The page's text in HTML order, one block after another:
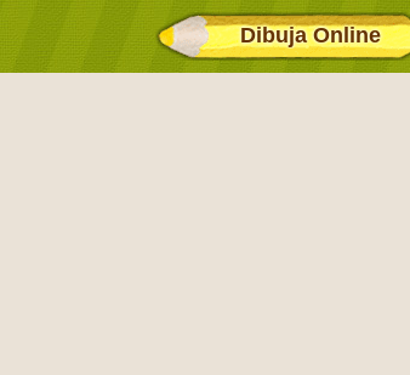
Dibuja Online